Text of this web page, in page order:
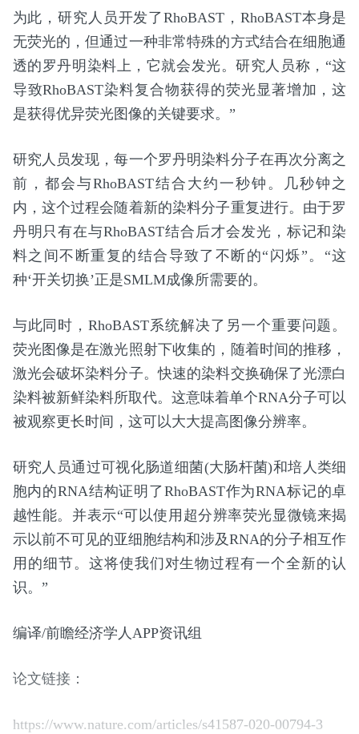
为此，研究人员开发了RhoBAST，RhoBAST本身是
无荧光的，但通过一种非常特殊的方式结合在细胞通
透的罗丹明染料上，它就会发光。研究人员称，“这
导致RhoBAST染料复合物获得的荧光显著增加，这
是获得优异荧光图像的关键要求。”
研究人员发现，每一个罗丹明染料分子在再次分离之
前，都会与RhoBAST结合大约一秒钟。几秒钟之
内，这个过程会随着新的染料分子重复进行。由于罗
丹明只有在与RhoBAST结合后才会发光，标记和染
料之间不断重复的结合导致了不断的“闪烁”。“这
种‘开关切换’正是SMLM成像所需要的。
与此同时，RhoBAST系统解决了另一个重要问题。
荧光图像是在激光照射下收集的，随着时间的推移，
激光会破坏染料分子。快速的染料交换确保了光漂白
染料被新鲜染料所取代。这意味着单个RNA分子可以
被观察更长时间，这可以大大提高图像分辨率。
研究人员通过可视化肠道细菌(大肠杆菌)和培人类细
胞内的RNA结构证明了RhoBAST作为RNA标记的卓
越性能。并表示“可以使用超分辨率荧光显微镜来揭
示以前不可见的亚细胞结构和涉及RNA的分子相互作
用的细节。这将使我们对生物过程有一个全新的认
识。”
编译/前瞻经济学人APP资讯组
论文链接：
https://www.nature.com/articles/s41587-020-00794-3